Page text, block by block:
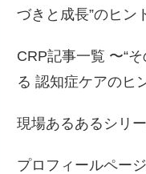
づきと成長”のヒン
CRP記事一覧 〜“
る 認知症ケアのヒ
現場あるあるシリ
プロフィールページ